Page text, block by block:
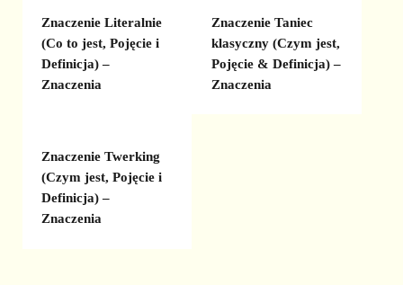
Znaczenie Literalnie
(Co to jest, Pojęcie i
Definicja) –
Znaczenia
Znaczenie Taniec
klasyczny (Czym jest,
Pojęcie & Definicja) –
Znaczenia
Znaczenie Twerking
(Czym jest, Pojęcie i
Definicja) –
Znaczenia